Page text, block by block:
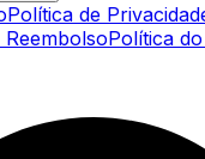
Política de
Política